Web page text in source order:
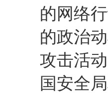
的网络
的政治
攻击活
国安全